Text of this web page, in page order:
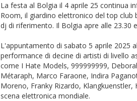
La festa al Bolgia il 4 aprile 25 continua
Room, il giardino elettronico del top
dj di riferimento. Il Bolgia apre alle 23.30
L'appuntamento di sabato 5 aprile 2025
performance di decine di artisti di livello
come I Hate Models, 999999999,
Métaraph, Marco Faraone, Indira
Moreno, Franky Rizardo,
scena elettronica mondiale.